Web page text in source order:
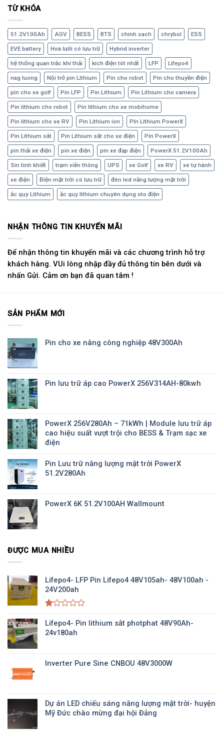
TỪ KHÓA
51.2V100Ah AGV BESS BTS chinh sach chrybol ESS
EVE battery Hoà lưới có lưu trữ Hybrid inverter
hệ thống quan trắc khí thải kích điện tôt nhất LFP Lifepo4
nag luong Nội trở pin Lithium Pin cho robot Pin cho thuyền điện
pin cho xe golf Pin LFP Pin Lithium Pin Lithium cho camera
Pin lithium cho robot Pin lithium cho xe mobihome
Pin lithium cho xe RV Pin Lithium ion PIn Lithium PowerX
Pin Lithium sắt Pin Lithium sắt cho xe điện Pin PowerX
pin thải xe điện pin xe điện pin xe đạp điện PowerX 51.2V100Ah
Sin tinh khiết trạm viễn thông UPS xe Golf xe RV xe tự hành
xe điện Điện mặt trời có lưu trữ đèn led năng lượng mặt trời
ắc quy Lithium ắc quy lithium chuyên dụng oto điện
NHẬN THÔNG TIN KHUYẾN MÃI
Để nhận thông tin khuyến mãi và các chương trình hỗ trợ
khách hàng. VUi lòng nhập đầy đủ thông tin bên dưới và
nhấn Gửi. Cảm ơn bạn đã quan tâm !
SẢN PHẨM MỚI
Pin cho xe nâng công nghiệp 48V300Ah
Pin lưu trữ áp cao PowerX 256V314AH-80kwh
PowerX 256V280Ah – 71kWh | Module lưu trữ áp
cao hiệu suất vượt trội cho BESS & Trạm sạc xe
điện
Pin Lưu trữ năng lượng mặt trời PowerX
51.2V280Ah
PowerX 6K 51.2V100AH Wallmount
ĐƯỢC MUA NHIỀU
Lifepo4- LFP Pin Lifepo4 48V105ah- 48V100ah -
24V200ah
xếp
hạng
Lifepo4- Pin lithium sắt photphat 48V90Ah-
24v180ah
Inverter Pure Sine CNBOU 48V3000W
Dự án LED chiếu sáng năng lượng mặt trời- huyện
Mỹ Đức chào mừng đại hội Đảng